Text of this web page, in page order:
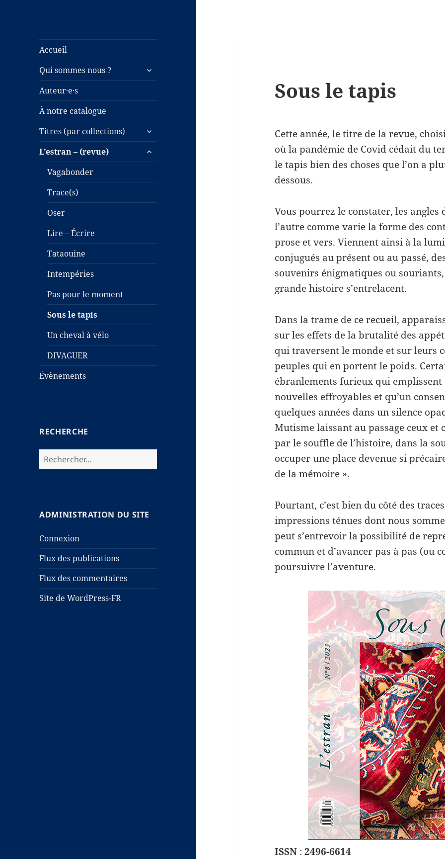
Accueil
Qui sommes nous ?
ouvrir
le
menu
Auteur·e·s
À notre catalogue
Titres (par collections)
ouvrir
le
sous-
menu
L’estran – (revue)
ouvrir
le
menu
Vagabonder
Trace(s)
Oser
Lire – Écrire
Tataouine
Intempéries
Pas pour le moment
Sous le tapis
Un cheval à vélo
DIVAGUER
Évènements
RECHERCHE
Rechercher :
ADMINISTRATION DU SITE
Connexion
Flux des publications
Flux des commentaires
Site de WordPress-FR
Sous le tapis
Cette année, le titre de la revue,
où la pandémie de Covid cédait du
le tapis bien des choses que l’on a
dessous.
Vous pourrez le constater, les angles
l’autre comme varie la forme des
prose et vers. Viennent ainsi à la
conjugués au présent ou au passé,
souvenirs énigmatiques ou
grande histoire s’entrelacent.
Dans la trame de ce recueil,
sur les effets de la brutalité des
qui traversent le monde et sur leurs
peuples qui en portent le poids.
ébranlements furieux qui
nouvelles effroyables et qu’un
quelques années dans un silence
Mutisme laissant au passage ceux
par le souffle de l’histoire, dans la
occuper une place devenue si
de la mémoire ».
Pourtant, c’est bien du côté des
impressions ténues dont nous
peut s’entrevoir la possibilité de
commun et d’avancer pas à pas (ou
poursuivre l’aventure.
ISSN :2496-6614